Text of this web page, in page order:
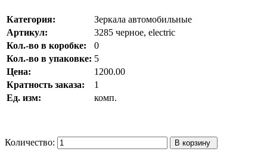
Категория:
Зеркала автомобильные
Артикул:
3285 черное, electric
Кол.-во в коробке:
0
Кол.-во в упаковке: 5
Цена:
1200.00
Кратность заказа:
1
Ед. изм:
комп.
Количество: